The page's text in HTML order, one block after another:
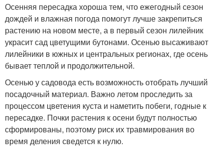
Осенняя пересадка хороша тем, что ежегодный сезон
дождей и влажная погода помогут лучше закрепиться
растению на новом месте, а в первый сезон лилейник
украсит сад цветущими бутонами. Осенью высаживают
лилейники в южных и центральных регионах, где осень
бывает теплой и продолжительной.
Осенью у садовода есть возможность отобрать лучший
посадочный материал. Важно летом проследить за
процессом цветения куста и наметить побеги, годные к
пересадке. Почки растения к осени будут полностью
сформированы, поэтому риск их травмирования во
время деления сведется к нулю.